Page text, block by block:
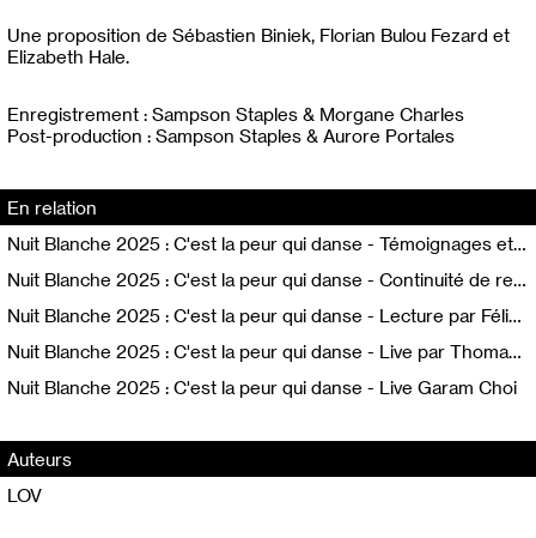
Une proposition de Sébastien Biniek, Florian Bulou Fezard et
Elizabeth Hale.
Enregistrement : Sampson Staples & Morgane Charles
Post-production : Sampson Staples & Aurore Portales
En relation
Nuit Blanche 2025 : C'est la peur qui danse - Témoignages et paroles d'étudiant·es et d'enseignant·es
Nuit Blanche 2025 : C'est la peur qui danse - Continuité de revenus pour les artistes auteur·ices avec Jimmy Cintero
Nuit Blanche 2025 : C'est la peur qui danse - Lecture par Félixe Kazi-Tani
Nuit Blanche 2025 : C'est la peur qui danse - Live par Thomas Moësl & Victor Villafagne
Nuit Blanche 2025 : C'est la peur qui danse - Live Garam Choi
Auteurs
LOV